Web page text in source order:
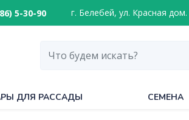
5-30-90 г. Белебей, ул. Красная дом.
ДЛЯ РАССАДЫ СЕМЕНА